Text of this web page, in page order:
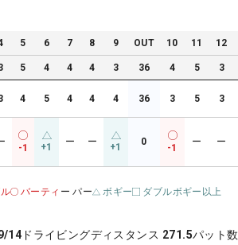
5 6 7 8 9 OUT 10 11 12
5 4 4 4 3 36 4 5 3
4 5 4 4 4 36 3 5 3
-1 +1 ー ー +1 0
-1
ー ー
バーティ ー パー ボギー ダブルボギー以上
14 ドライビングディスタンス 271.5パット数